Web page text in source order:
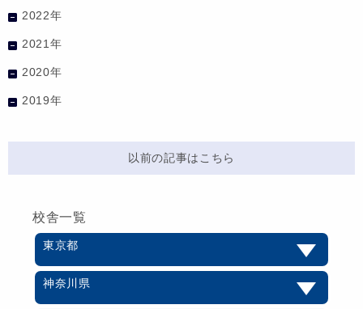
2022年
2021年
2020年
2019年
以前の記事はこちら
校舎一覧
東京都
神奈川県